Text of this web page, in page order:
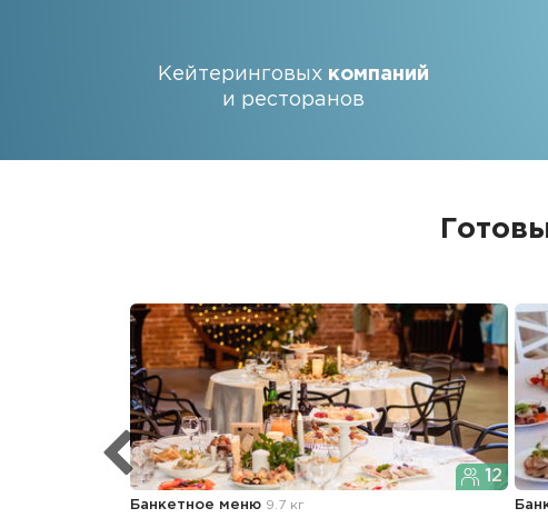
Кейтеринговых компаний
и ресторанов
12
Банкетное меню 9.7 кг